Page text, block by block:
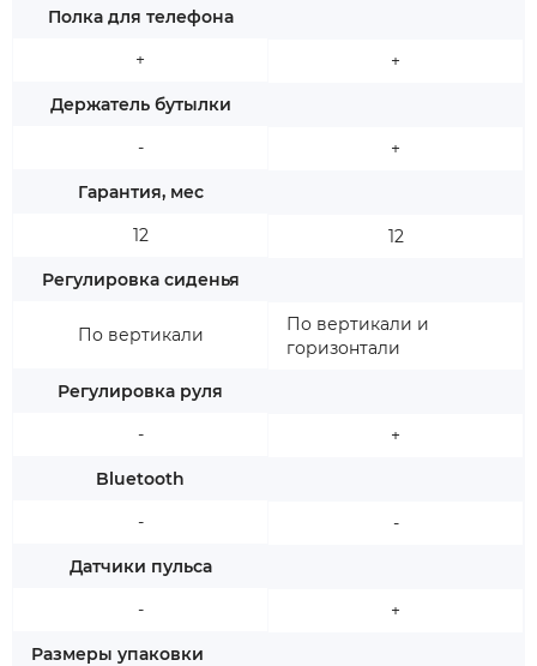
Полка для телефона
+
Держатель бутылки
-
Гарантия, мес
12
Регулировка сиденья
По вертикали
Регулировка руля
-
Bluetooth
-
Датчики пульса
-
Размеры упаковки
+
+
12
По вертикали и
горизонтали
+
-
+